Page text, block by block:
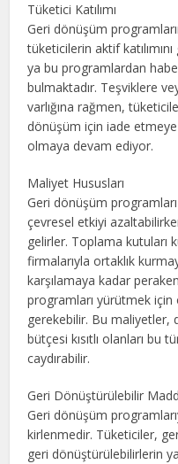
Tüketici Katılımı
Geri dönüşüm
tüketicilerin aktif
ya bu programlardan
bulmaktadır. Teşviklere
varlığına rağmen,
dönüşüm için iade
olmaya devam ediyor.
Maliyet Hususları
Geri dönüşüm
çevresel etkiyi
gelirler. Toplama kutuları
firmalarıyla ortaklık
karşılamaya kadar
programları yürütmek için
gerekebilir. Bu maliyetler,
bütçesi kısıtlı olanları bu
caydırabilir.
Geri Dönüştürülebilir
Geri dönüşüm
kirlenmedir. Tüketiciler,
geri dönüştürülebilirlerin